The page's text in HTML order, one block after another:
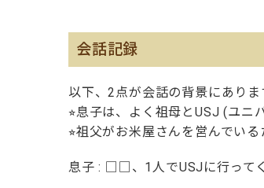
会話記録
以下、2点が会話の背景にありま
⭐︎息子は、よく祖母とUSJ (ユニ
⭐︎祖父がお米屋さんを営んでい
息子 : □□、1人でUSJに行って